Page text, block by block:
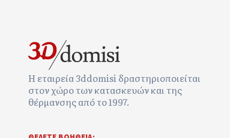
Η εταιρεία 3ddomisi δραστηριοποιείται
στον χώρο των κατασκευών και της
θέρμανσης από το 1997.